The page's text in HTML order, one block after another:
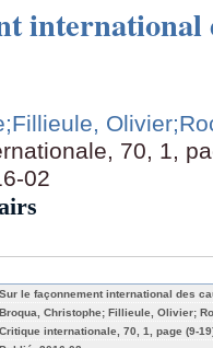
international
;Fillieule, Olivier
70, 1,
02
Sur le façonnement international des
Broqua, Christophe; Fillieule, Olivier;
Critique internationale, 70, 1, page (9-